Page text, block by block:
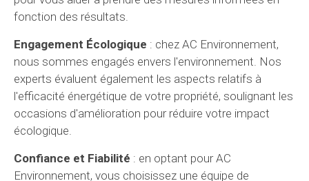
fonction des résultats.
Engagement Écologique : chez AC Environnement,
nous sommes engagés envers l'environnement. Nos
experts évaluent également les aspects relatifs à
l'efficacité énergétique de votre propriété, soulignant les
occasions d'amélioration pour réduire votre impact
écologique.
Confiance et Fiabilité : en optant pour AC
Environnement, vous choisissez une équipe de